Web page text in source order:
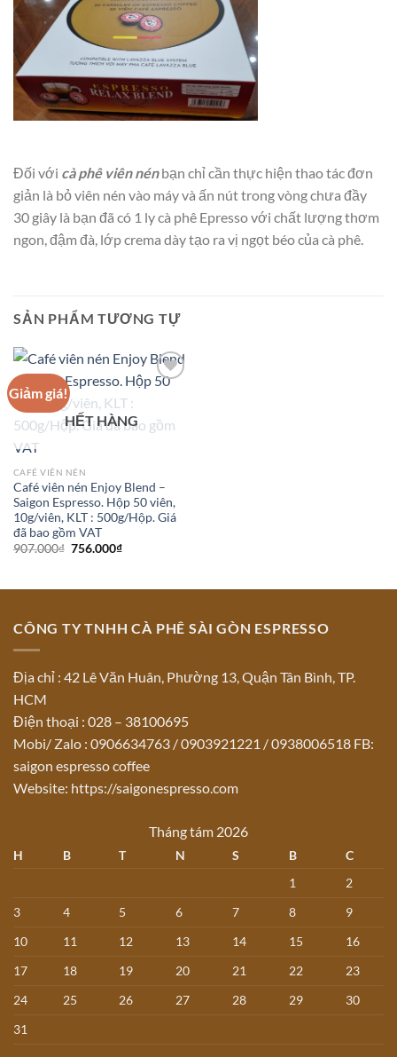
Đối với cà phê viên nénbạn chỉ cần thực hiện thao tác đơn
giản là bỏ viên nén vào máy và ấn nút trong vòng chưa đầy
30 giây là bạn đã có 1 ly cà phê Epresso với chất lượng thơm
ngon, đậm đà, lớp crema dày tạo ra vị ngọt béo của cà phê.
SẢN PHẨM TƯƠNG TỰ
Giảm giá!
HẾT HÀNG
CAFÉ VIÊN NÉN
Café viên nén Enjoy Blend –
Saigon Espresso. Hộp 50 viên,
10g/viên, KLT : 500g/Hộp. Giá
đã bao gồm VAT
907.000₫ Giá
756.000₫Giá
756.000₫.
CÔNG TY TNHH CÀ PHÊ SÀI GÒN ESPRESSO
Địa chỉ : 42 Lê Văn Huân, Phường 13, Quận Tân Bình, TP.
HCM
Điện thoại : 028 – 38100695
Mobi/ Zalo : 0906634763 / 0903921221 / 0938006518 FB:
saigon espresso coffee
Website: https://saigonespresso.com
Tháng tám 2026
H B T N S B
C
1
2
3
4 5 6 7 8
9
10
11 12 13 14 15
16
17
18 19 20 21 22
23
24
25 26 27 28 29
30
31